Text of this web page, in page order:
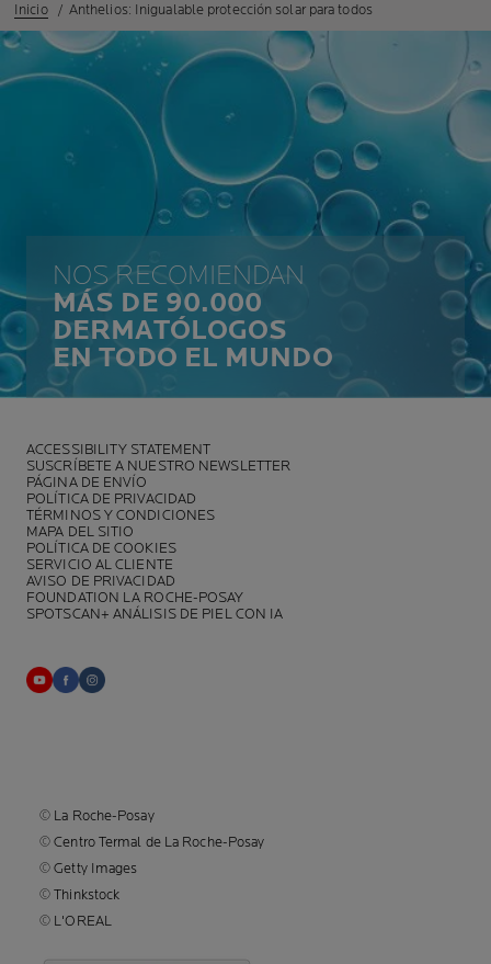
Inicio Anthelios: Inigualable protección solar para todos
NOS RECOMIENDAN
MÁS DE 90.000
DERMATÓLOGOS
EN TODO EL MUNDO
ACCESSIBILITY STATEMENT
SUSCRÍBETE A NUESTRO NEWSLETTER
PÁGINA DE ENVÍO
POLÍTICA DE PRIVACIDAD
TÉRMINOS Y CONDICIONES
MAPA DEL SITIO
POLÍTICA DE COOKIES
SERVICIO AL CLIENTE
AVISO DE PRIVACIDAD
FOUNDATION LA ROCHE-POSAY
SPOTSCAN+ ANÁLISIS DE PIEL CON IA
© La Roche-Posay
© Centro Termal de La Roche-Posay
© Getty Images
© Thinkstock
© L'OREAL